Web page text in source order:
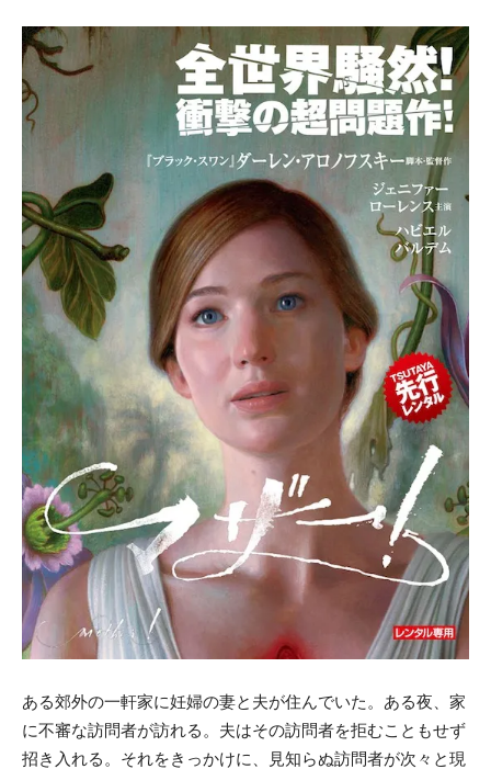
ある郊外の一軒家に妊婦の妻と夫が住んでいた。ある夜、家
に不審な訪問者が訪れる。夫はその訪問者を拒むこともせず
招き入れる。それをきっかけに、見知らぬ訪問者が次々と現